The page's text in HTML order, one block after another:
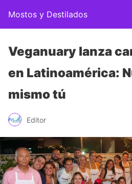
Mostos y Destilados
Veganuary lanza
en Latinoamérica:
mismo tú
Editor